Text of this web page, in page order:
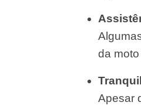
da
Apesar